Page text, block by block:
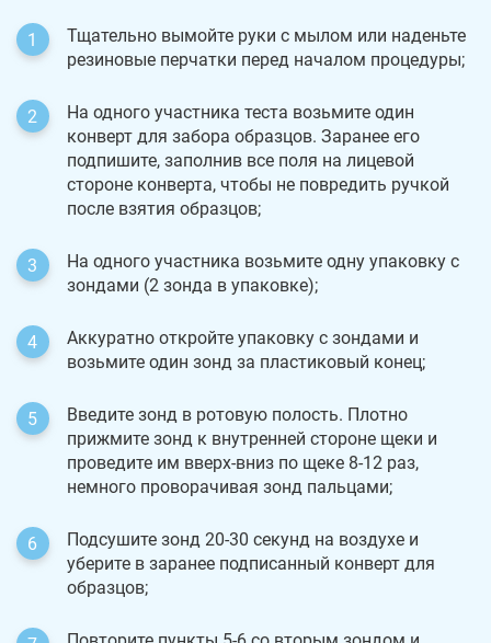
Тщательно вымойте руки с мылом или наденьте
резиновые перчатки перед началом процедуры;
На одного участника теста возьмите один
конверт для забора образцов. Заранее его
подпишите, заполнив все поля на лицевой
стороне конверта, чтобы не повредить ручкой
после взятия образцов;
На одного участника возьмите одну упаковку с
зондами (2 зонда в упаковке);
Аккуратно откройте упаковку с зондами и
возьмите один зонд за пластиковый конец;
Введите зонд в ротовую полость. Плотно
прижмите зонд к внутренней стороне щеки и
проведите им вверх-вниз по щеке 8-12 раз,
немного проворачивая зонд пальцами;
Подсушите зонд 20-30 секунд на воздухе и
уберите в заранее подписанный конверт для
образцов;